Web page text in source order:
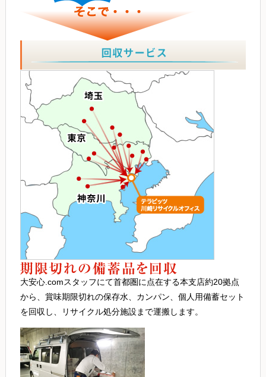
大安心.comスタッフにて首都圏に点在する本支店約20拠点
から、賞味期限切れの保存水、カンパン、個人用備蓄セット
を回収し、リサイクル処分施設まで運搬します。